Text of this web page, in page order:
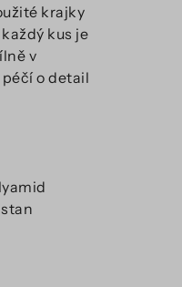
krajky
každý kus je
v
o detail